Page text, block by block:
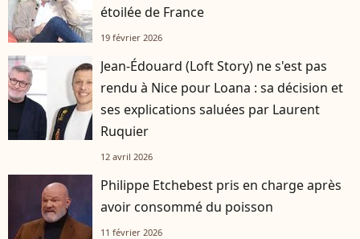
étoilée de France
19 février 2026
Jean-Édouard (Loft Story) ne s'est pas
rendu à Nice pour Loana : sa décision et
ses explications saluées par Laurent
Ruquier
12 avril 2026
Philippe Etchebest pris en charge après
avoir consommé du poisson
11 février 2026